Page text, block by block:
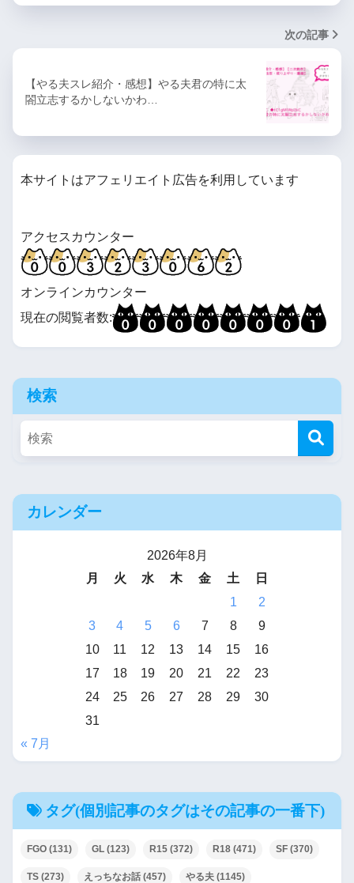
次の記事
【やる夫スレ紹介・感想】やる夫君の特に太
閤立志するかしないかわ…
本サイトはアフェリエイト広告を利用しています
アクセスカウンター
オンラインカウンター
現在の閲覧者数:
検索
カレンダー
2026年8月
月
火 水 木 金 土
日
1
2
3
4 5 6 7 8
9
10
11 12 13 14 15
16
17
18 19 20 21 22
23
24
25 26 27 28 29
30
31
« 7月
タグ(個別記事のタグはその記事の一番下)
FGO (131) GL (123) R15 (372) R18 (471) SF (370)
TS (273) えっちなお話 (457) やる夫 (1145)